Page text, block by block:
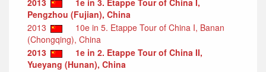
2013
1e in 3. Etappe Tour of China I,
Pengzhou (Fujian), China
2013
10e in 5. Etappe Tour of China I, Banan
(Chongqing), China
2013
1e in 2. Etappe Tour of China II,
Yueyang (Hunan), China